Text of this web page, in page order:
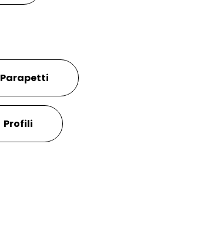
Parapetti
Profili